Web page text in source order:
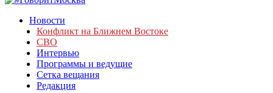
Новости
Конфликт на Ближнем Востоке
СВО
Интервью
Программы и ведущие
Сетка вещания
Редакция